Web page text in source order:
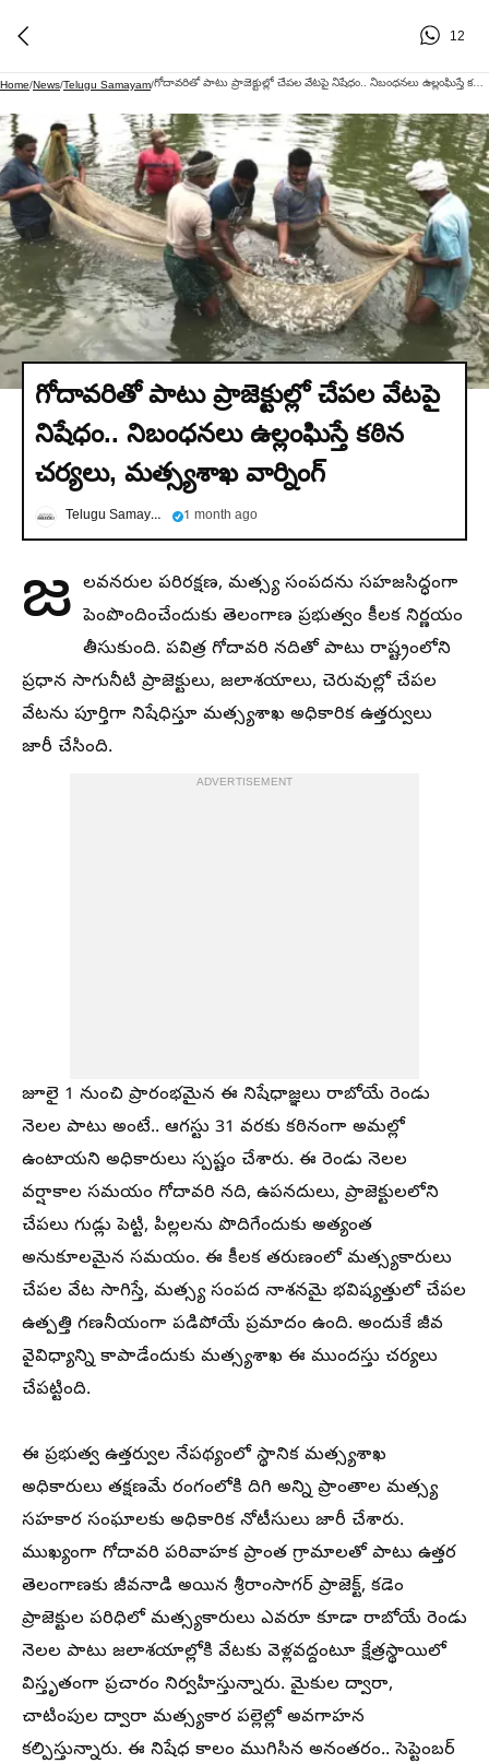
12
Home/News/Telugu Samayam/ గోదావరితో పాటు ప్రాజెక్టుల్లో చేపల వేటపై నిషేధం.. నిబంధనలు ఉల్లంఘిస్తే కఠిన చర్యలు, మత్స్యశాఖ వార్నింగ్
గోదావరితో పాటు ప్రాజెక్టుల్లో చేపల వేటపై
నిషేధం.. నిబంధనలు ఉల్లంఘిస్తే కఠిన
చర్యలు, మత్స్యశాఖ వార్నింగ్
Telugu Samayam 1 month ago
జ లవనరుల పరిరక్షణ, మత్స్య సంపదను సహజసిద్ధంగా
పెంపొందించేందుకు తెలంగాణ ప్రభుత్వం కీలక నిర్ణయం
తీసుకుంది. పవిత్ర గోదావరి నదితో పాటు రాష్ట్రంలోని
ప్రధాన సాగునీటి ప్రాజెక్టులు, జలాశయాలు, చెరువుల్లో చేపల
వేటను పూర్తిగా నిషేధిస్తూ మత్స్యశాఖ అధికారిక ఉత్తర్వులు
జారీ చేసింది.
ADVERTISEMENT
జూలై 1 నుంచి ప్రారంభమైన ఈ నిషేధాజ్ఞలు రాబోయే రెండు
నెలల పాటు అంటే.. ఆగస్టు 31 వరకు కఠినంగా అమల్లో
ఉంటాయని అధికారులు స్పష్టం చేశారు. ఈ రెండు నెలల
వర్షాకాల సమయం గోదావరి నది, ఉపనదులు, ప్రాజెక్టులలోని
చేపలు గుడ్లు పెట్టి, పిల్లలను పొదిగేందుకు అత్యంత
అనుకూలమైన సమయం. ఈ కీలక తరుణంలో మత్స్యకారులు
చేపల వేట సాగిస్తే, మత్స్య సంపద నాశనమై భవిష్యత్తులో చేపల
ఉత్పత్తి గణనీయంగా పడిపోయే ప్రమాదం ఉంది. అందుకే జీవ
వైవిధ్యాన్ని కాపాడేందుకు మత్స్యశాఖ ఈ ముందస్తు చర్యలు
చేపట్టింది.
ఈ ప్రభుత్వ ఉత్తర్వుల నేపథ్యంలో స్థానిక మత్స్యశాఖ
అధికారులు తక్షణమే రంగంలోకి దిగి అన్ని ప్రాంతాల మత్స్య
సహకార సంఘాలకు అధికారిక నోటీసులు జారీ చేశారు.
ముఖ్యంగా గోదావరి పరివాహక ప్రాంత గ్రామాలతో పాటు ఉత్తర
తెలంగాణకు జీవనాడి అయిన శ్రీరాంసాగర్ ప్రాజెక్ట్, కడెం
ప్రాజెక్టుల పరిధిలో మత్స్యకారులు ఎవరూ కూడా రాబోయే రెండు
నెలల పాటు జలాశయాల్లోకి వేటకు వెళ్లవద్దంటూ క్షేత్రస్థాయిలో
విస్తృతంగా ప్రచారం నిర్వహిస్తున్నారు. మైకుల ద్వారా,
చాటింపుల ద్వారా మత్స్యకార పల్లెల్లో అవగాహన
కల్పిస్తున్నారు. ఈ నిషేధ కాలం ముగిసిన అనంతరం.. సెప్టెంబర్